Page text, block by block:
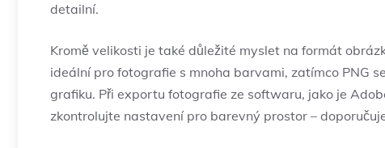
detailní.
Kromě​ velikosti je také⁢ důležité myslet na formát⁤
ideální pro ⁤fotografie s mnoha barvami, zatímco PNG
grafiku.‌ Při exportu ⁢fotografie ze​ softwaru, ‍jako je
zkontrolujte nastavení⁢ pro barevný prostor –